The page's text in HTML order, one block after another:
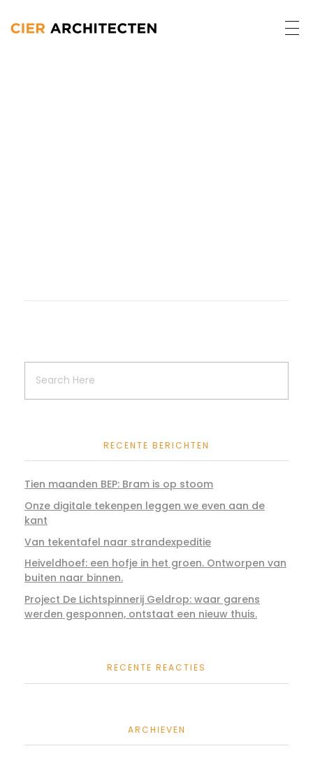
RECENTE BERICHTEN
Tien maanden BEP: Bram is op stoom
Onze digitale tekenpen leggen we even aan de
kant
Van tekentafel naar strandexpeditie
Heiveldhoef: een hofje in het groen. Ontworpen van
buiten naar binnen.
Project De Lichtspinnerij Geldrop: waar garens
werden gesponnen, ontstaat een nieuw thuis.
RECENTE REACTIES
ARCHIEVEN